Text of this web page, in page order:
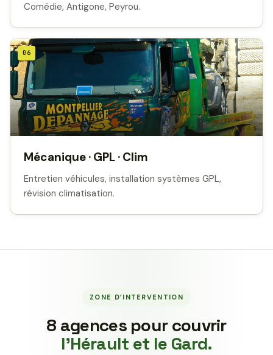
Comédie, Antigone, Peyrou.
06
Mécanique · GPL · Clim
Entretien véhicules, installation systèmes GPL,
révision climatisation.
ZONE D’INTERVENTION
8 agences pour couvrir
l’Hérault et le Gard.